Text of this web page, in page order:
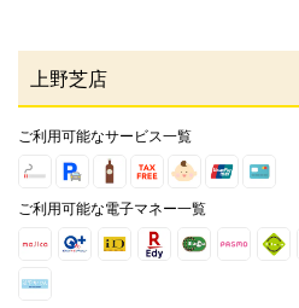
上野芝店
ご利用可能なサービス一覧
ご利用可能な電子マネー一覧